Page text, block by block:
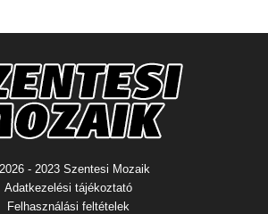
- 2023 Szentesi Mozaik
Adatkezelési tájékoztató
Felhasználási feltételek